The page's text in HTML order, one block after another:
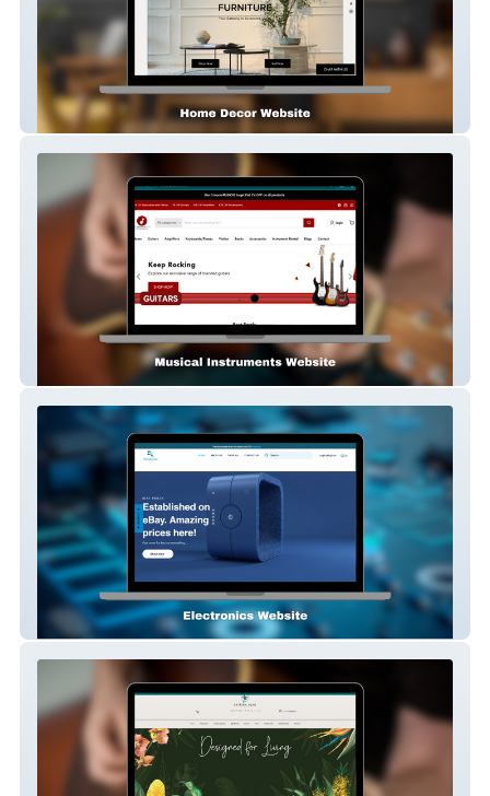
Elahaus
Rookatronics